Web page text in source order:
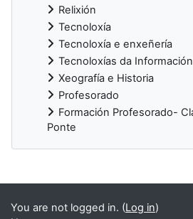
Relixión
Tecnoloxía
Tecnoloxía e enxeñería
Tecnoloxías da
Xeografía e Historia
Profesorado
Formación Profesorado-
Ponte
Supplementary blocks
You are not logged in. (Log in)